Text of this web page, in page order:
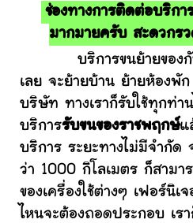
ช่องทางการติดต่อบริกา
มากมายครับ สะดวกรว
บริการขนย้ายของกัน
เลย จะย้ายบ้าน ย้ายห้องพั
บริษัท ทางเราก็รับใช้ทุกท่า
บริการรับขนของราชพฤกษ์แ
บริการ ระยะทางไม่มีจำกัด
ว่า 1000 กิโลเมตร ก็สามา
ของเครื่องใช้ต่างๆ เฟอร์นิเ
ไหนจะต้องถอดประกอบ เ